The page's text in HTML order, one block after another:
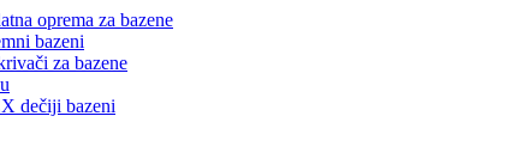
oprema za bazene
bazeni
za bazene
dečiji bazeni